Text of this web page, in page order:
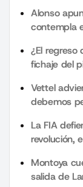
Alonso
contempla
¿El regreso
fichaje del
Vettel
debemos
La FIA
revolución,
Montoya
salida de